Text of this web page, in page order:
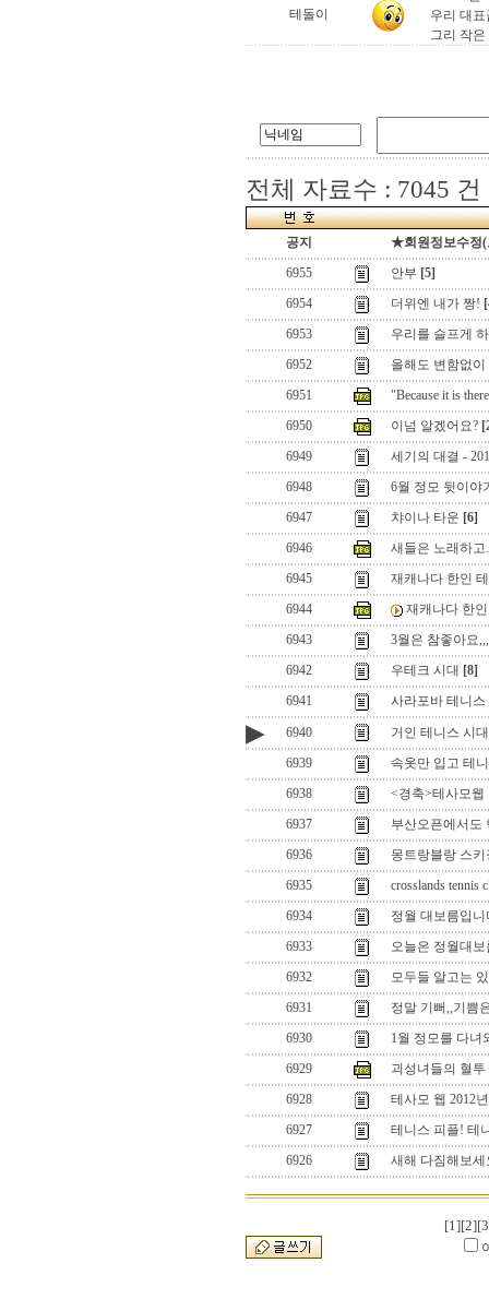
테돌이
우리 대표
그리 작
전체 자료수 : 7045 건
공지
★회원정보수정
6955
안부 [5]
6954
더위엔 내가 짱!
6953
우리를 슬프게
6952
올해도 변함없
6951
"Because it is
6950
이넘 알겠어요?
6949
세기의 대결 -
6948
6월 정모 뒷이야
6947
챠이나 타운 [6]
6946
새들은 노래하고
6945
재캐나다 한인
6944
재캐나다 한
6943
3월은 참좋아요,,,
6942
우테크 시대 [8]
6941
사라포바 테니스
▶ 6940
거인 테니스 시
6939
속옷만 입고 테
6938
<경축>테사모웹
6937
부산오픈에서도
6936
몽트랑블랑 스키
6935
crosslands tennis
6934
정월 대보름입니
6933
오늘은 정월대보
6932
모두들 알고는
6931
정말 기뻐,,기쁨
6930
1월 정모를 다녀
6929
괴성녀들의 혈투
6928
테사모 웹 2012
6927
테니스 피플! 테
6926
새해 다짐해보세
[1][2]